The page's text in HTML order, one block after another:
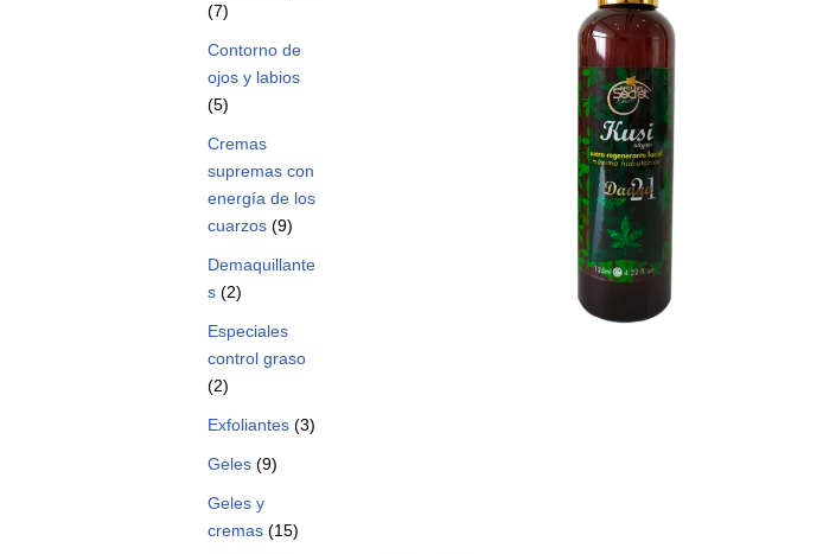
(7)
Contorno de
ojos y labios
(5)
Cremas
supremas con
energía de los
cuarzos (9)
Demaquillante
s (2)
Especiales
control graso
(2)
Exfoliantes (3)
Geles (9)
Geles y
cremas (15)